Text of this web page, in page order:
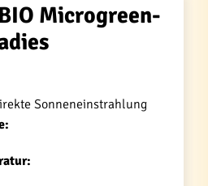
Microgreen-
Sonneneinstrahlung